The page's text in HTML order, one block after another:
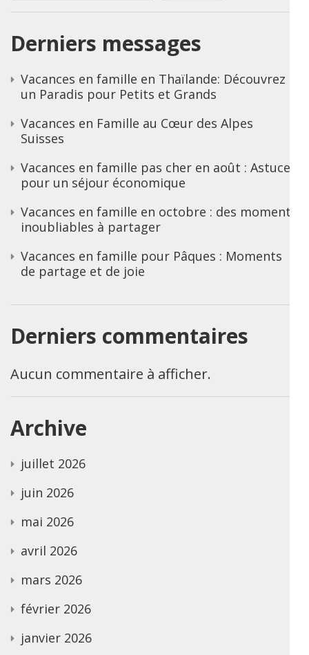
Derniers messages
Vacances en famille en Thaïlande: Découvrez
un Paradis pour Petits et Grands
Vacances en Famille au Cœur des Alpes
Suisses
Vacances en famille pas cher en août : Astuces
pour un séjour économique
Vacances en famille en octobre : des moments
inoubliables à partager
Vacances en famille pour Pâques : Moments
de partage et de joie
Derniers commentaires
Aucun commentaire à afficher.
Archive
juillet 2026
juin 2026
mai 2026
avril 2026
mars 2026
février 2026
janvier 2026